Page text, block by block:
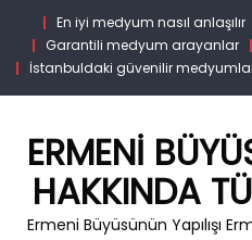
content
En iyi medyum nasıl anlaşılır
Garantili medyum arayanlar
İstanbuldaki güvenilir
ERMENI
HAKKINDA
Ermeni Büyüsünün Yapılışı